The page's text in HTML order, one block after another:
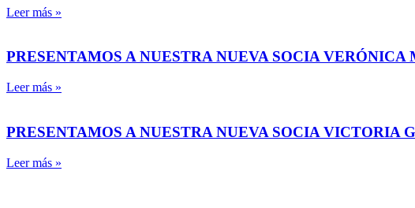
Leer más »
PRESENTAMOS A NUESTRA NUEVA SOCIA
Leer más »
PRESENTAMOS A NUESTRA NUEVA SOCIA VICTORIA
Leer más »